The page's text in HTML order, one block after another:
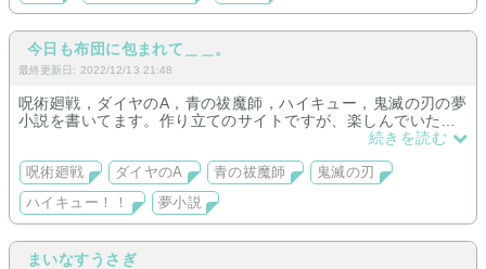
今日も布団に包まれて＿＿。
最終更新日: 2022/12/13 21:48
呪術廻戦，ダイヤのA，青の祓魔師，ハイキュー，鬼滅の刃の夢
小説を書いてます。作り立てのサイトですが、楽しんでいただ
続きを読む
呪術廻戦 ダイヤのA 青の祓魔師
鬼滅の刃
ハイキュー！！
夢小説
まいなすうさぎ